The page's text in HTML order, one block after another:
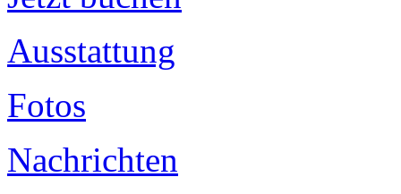
Ausstattung
Fotos
Nachrichten